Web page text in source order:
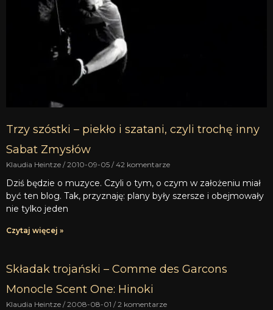
Trzy szóstki – piekło i szatani, czyli trochę inny
Sabat Zmysłów
Klaudia Heintze 2010-09-05 42 komentarze
Dziś będzie o muzyce. Czyli o tym, o czym w założeniu miał
być ten blog. Tak, przyznaję: plany były szersze i obejmowały
nie tylko jeden
Czytaj więcej »
Składak trojański – Comme des Garcons
Monocle Scent One: Hinoki
Klaudia Heintze 2008-08-01 2 komentarze